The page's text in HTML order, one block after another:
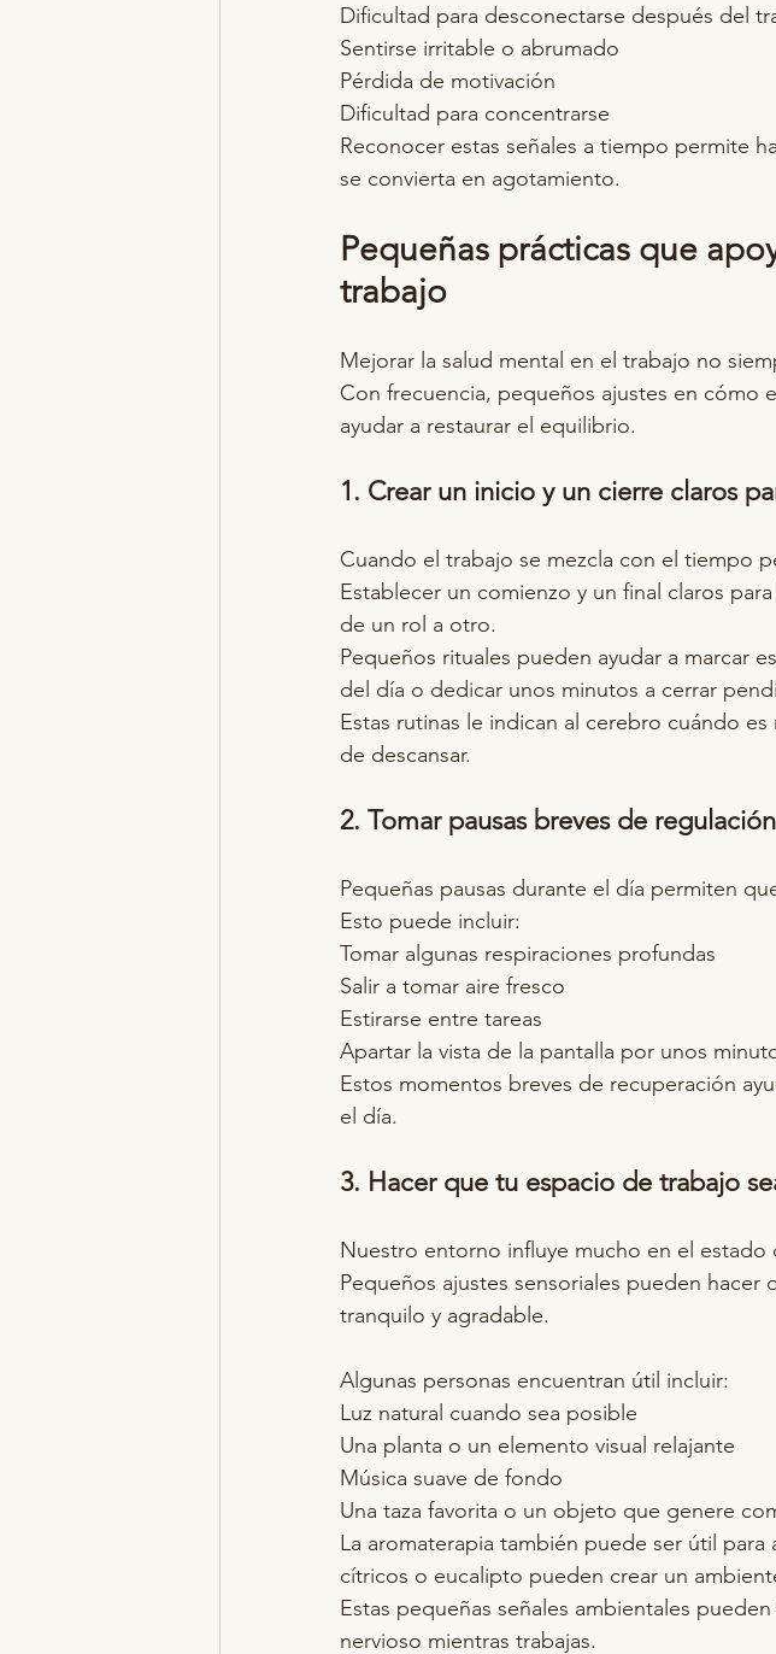
Dificultad para desconectarse después del
Sentirse irritable o abrumado
Pérdida de motivación
Dificultad para concentrarse
Reconocer estas señales a tiempo permite
se convierta en agotamiento.
Pequeñas prácticas que
trabajo
Mejorar la salud mental en el trabajo no
Con frecuencia, pequeños ajustes en cómo
ayudar a restaurar el equilibrio.
1. Crear un inicio y un cierre claros
Cuando el trabajo se mezcla con el tiempo
Establecer un comienzo y un final claros
de un rol a otro.
Pequeños rituales pueden ayudar a marcar
del día o dedicar unos minutos a cerrar
Estas rutinas le indican al cerebro cuándo
de descansar.
2. Tomar pausas breves de regulación
Pequeñas pausas durante el día permiten
Esto puede incluir:
Tomar algunas respiraciones profundas
Salir a tomar aire fresco
Estirarse entre tareas
Apartar la vista de la pantalla por unos
Estos momentos breves de recuperación
el día.
3. Hacer que tu espacio de trabajo
Nuestro entorno influye mucho en el estado
Pequeños ajustes sensoriales pueden
tranquilo y agradable.
Algunas personas encuentran útil incluir:
Luz natural cuando sea posible
Una planta o un elemento visual relajante
Música suave de fondo
Una taza favorita o un objeto que genere
La aromaterapia también puede ser útil
cítricos o eucalipto pueden crear un
Estas pequeñas señales ambientales
nervioso mientras trabajas.